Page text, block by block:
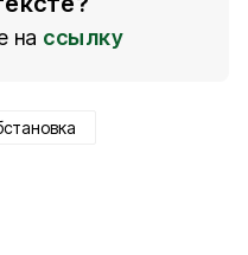
на ссылку